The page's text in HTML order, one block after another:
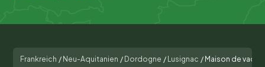
Frankreich / Neu-Aquitanien / Dordogne / Lusignac / Maison de